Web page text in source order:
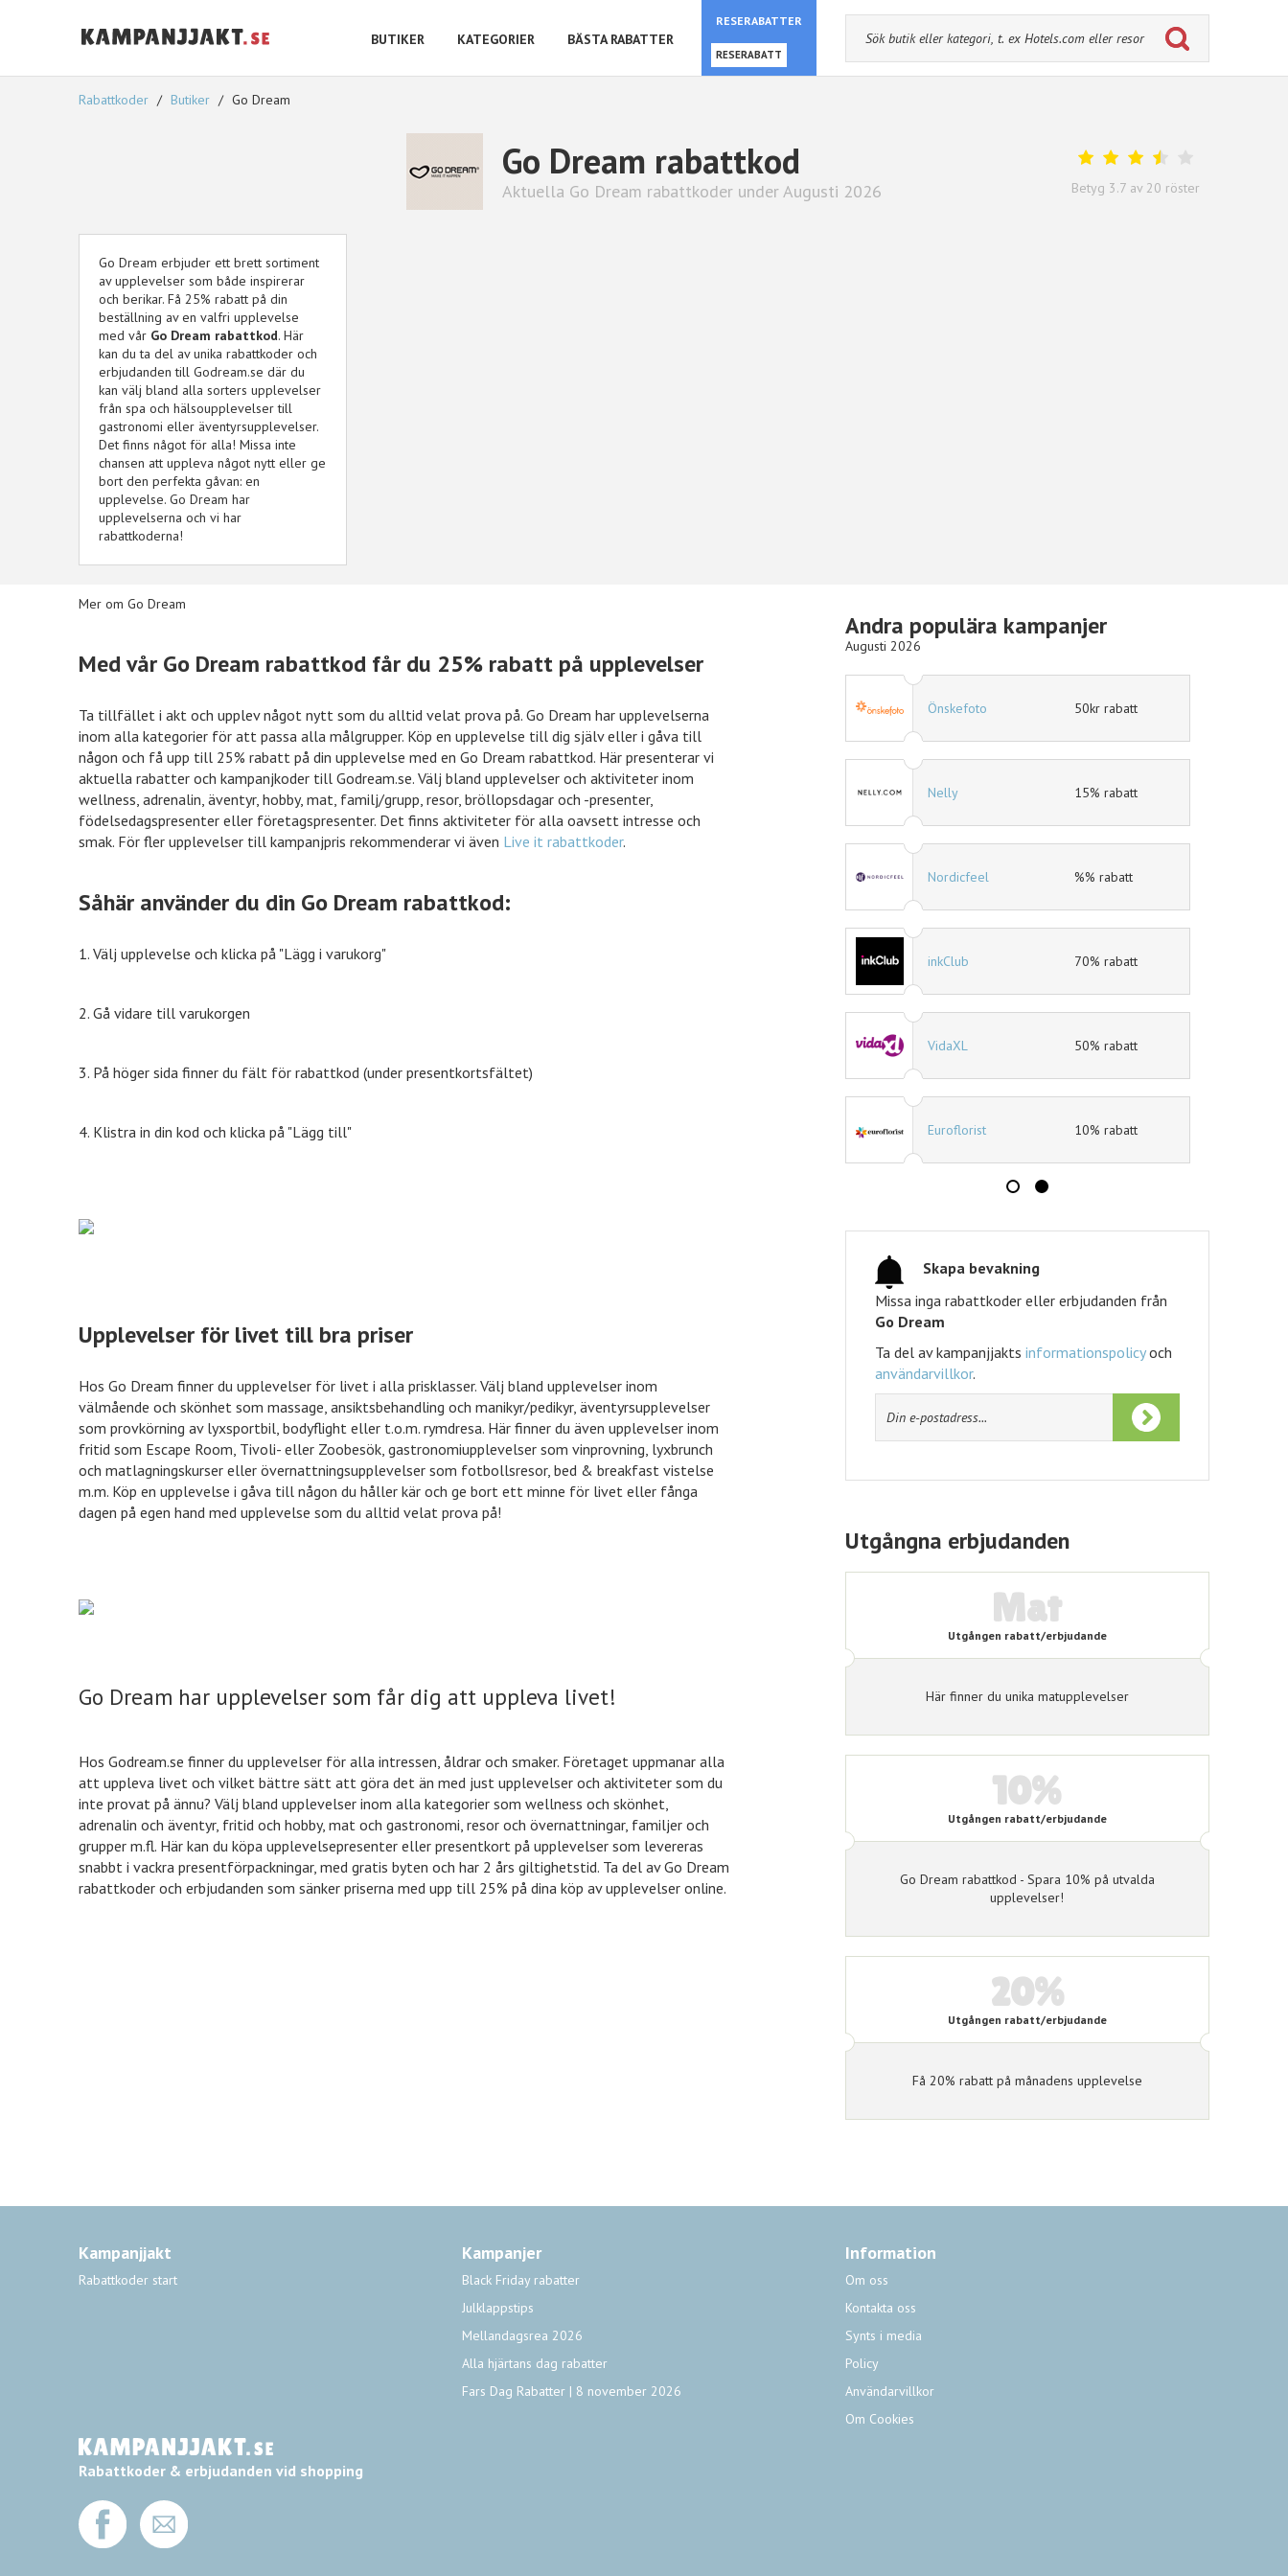
BUTIKER KATEGORIER BÄSTA RABATTER
RESERABATTER
RESERABATT
Rabattkoder Butiker Go Dream
Betyg 3.7av 20 röster
Go Dream rabattkod
Aktuella Go Dream rabattkoder under Augusti 2026
Go Dream erbjuder ett brett sortiment
av upplevelser som både inspirerar
och berikar. Få 25% rabatt på din
beställning av en valfri upplevelse
med vår Go Dream rabattkod. Här
kan du ta del av unika rabattkoder och
erbjudanden till Godream.se där du
kan välj bland alla sorters upplevelser
från spa och hälsoupplevelser till
gastronomi eller äventyrsupplevelser.
Det finns något för alla! Missa inte
chansen att uppleva något nytt eller ge
bort den perfekta gåvan: en
upplevelse. Go Dream har
upplevelserna och vi har
rabattkoderna!
Mer om Go Dream
Med vår Go Dream rabattkod får du 25% rabatt på upplevelser
Ta tillfället i akt och upplev något nytt som du alltid velat prova på. Go Dream har upplevelserna
inom alla kategorier för att passa alla målgrupper. Köp en upplevelse till dig själv eller i gåva till
någon och få upp till 25% rabatt på din upplevelse med en Go Dream rabattkod. Här presenterar vi
aktuella rabatter och kampanjkoder till Godream.se. Välj bland upplevelser och aktiviteter inom
wellness, adrenalin, äventyr, hobby, mat, familj/grupp, resor, bröllopsdagar och -presenter,
födelsedagspresenter eller företagspresenter. Det finns aktiviteter för alla oavsett intresse och
smak. För fler upplevelser till kampanjpris rekommenderar vi även Live it rabattkoder.
Såhär använder du din Go Dream rabattkod:
1. Välj upplevelse och klicka på "Lägg i varukorg"
2. Gå vidare till varukorgen
3. På höger sida finner du fält för rabattkod (under presentkortsfältet)
4. Klistra in din kod och klicka på "Lägg till"
Upplevelser för livet till bra priser
Hos Go Dream finner du upplevelser för livet i alla prisklasser. Välj bland upplevelser inom
välmående och skönhet som massage, ansiktsbehandling och manikyr/pedikyr, äventyrsupplevelser
som provkörning av lyxsportbil, bodyflight eller t.o.m. rymdresa. Här finner du även upplevelser inom
fritid som Escape Room, Tivoli- eller Zoobesök, gastronomiupplevelser som vinprovning, lyxbrunch
och matlagningskurser eller övernattningsupplevelser som fotbollsresor, bed & breakfast vistelse
m.m. Köp en upplevelse i gåva till någon du håller kär och ge bort ett minne för livet eller fånga
dagen på egen hand med upplevelse som du alltid velat prova på!
Go Dream har upplevelser som får dig att uppleva livet!
Hos Godream.se finner du upplevelser för alla intressen, åldrar och smaker. Företaget uppmanar alla
att uppleva livet och vilket bättre sätt att göra det än med just upplevelser och aktiviteter som du
inte provat på ännu? Välj bland upplevelser inom alla kategorier som wellness och skönhet,
adrenalin och äventyr, fritid och hobby, mat och gastronomi, resor och övernattningar, familjer och
grupper m.fl. Här kan du köpa upplevelsepresenter eller presentkort på upplevelser som levereras
snabbt i vackra presentförpackningar, med gratis byten och har 2 års giltighetstid. Ta del av Go Dream
rabattkoder och erbjudanden som sänker priserna med upp till 25% på dina köp av upplevelser online.
Andra populära kampanjer
Augusti 2026
50kr rabatt
70% rabatt
10% rabatt
Hotels.com 10% rabatt
Ellos 15% rabatt
Mat.se
Expedia
Önskefoto
Nelly
Hotels.com 10% rabatt
15% rabatt
eleven.se 11% rabatt
30% rabatt
40% rabatt
Expedia 10% rabatt
Tidningskungen rabatt
Skapa bevakning
Missa inga rabattkoder eller erbjudanden från
Go Dream
informationspolicyoch
användarvillkor.
Utgångna erbjudanden
Mat
Utgången rabatt/erbjudande
10%
Utgången rabatt/erbjudande
Go Dream rabattkod - Spara 10% på utvalda
20%
Utgången rabatt/erbjudande
Kampanjer
Black Friday rabatter
Julklappstips
Mellandagsrea 2026
Information
Om oss
Kontakta oss
Synts i media
Policy
Rabattkoder & erbjudanden vid shopping